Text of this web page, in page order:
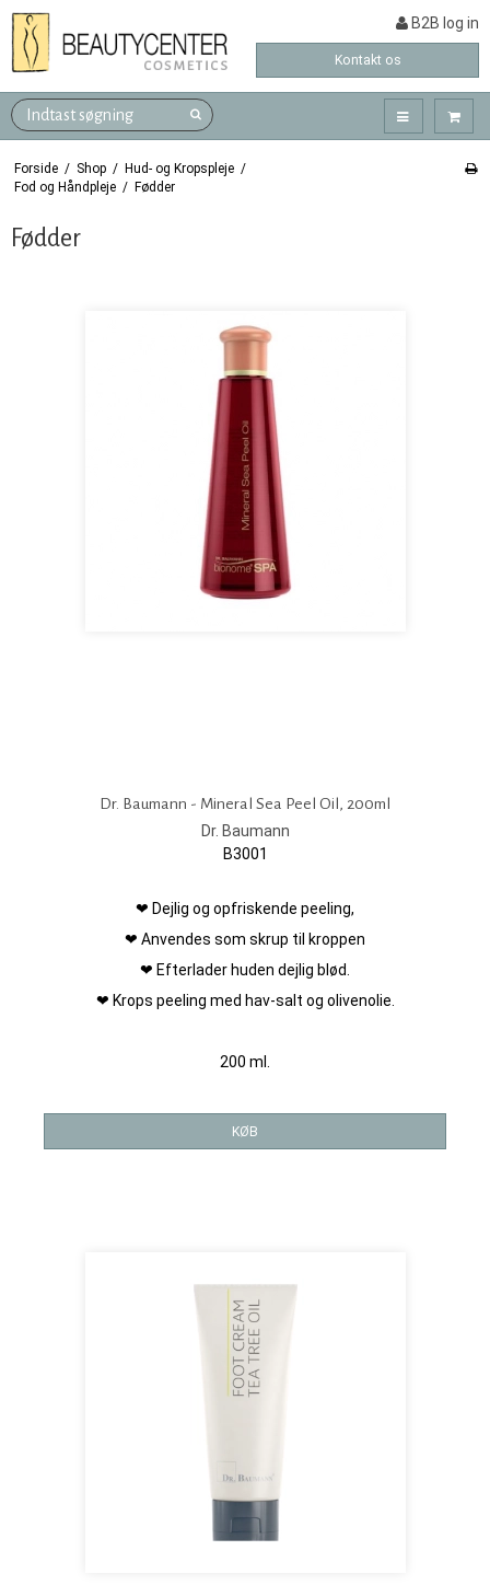
B2B log in
Kontakt os
Forside / Shop / Hud- og Kropspleje /
Fod og Håndpleje / Fødder
Fødder
Dr. Baumann - Mineral Sea Peel Oil, 200ml
Dr. Baumann
B3001
❤ Dejlig og opfriskende peeling,
❤ Anvendes som skrup til kroppen
❤ Efterlader huden dejlig blød.
❤ Krops peeling med hav-salt og olivenolie.
200 ml.
KØB